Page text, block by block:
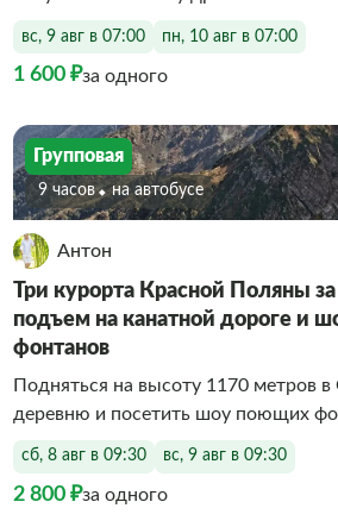
вс, 9 авг в 07:00 пн, 10 авг в 07:00
1 600 ₽за одного
Групповая
9 часов На автобусе
Антон
Три курорта Красной Поляны
подъем на канатной дороге и
фонтанов
Подняться на высоту 1170 метров
деревню и посетить шоу поющих
сб, 8 авг в 09:30 вс, 9 авг в 09:30
2 800 ₽за одного